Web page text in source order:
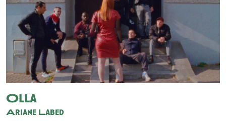
Olla
Ariane Labed